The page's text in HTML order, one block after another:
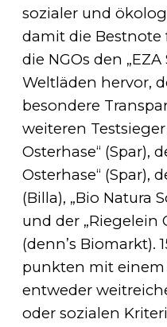
sozialer und
damit die Bestnote
die NGOs den
Weltläden hervor,
besondere
weiteren
Osterhase“ (Spar),
Osterhase“ (Spar),
(Billa), „Bio Natura
und der „Riegelein
(denn’s Biomarkt).
punkten mit
entweder
oder sozialen